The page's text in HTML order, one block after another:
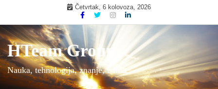
content
Četvrtak, 6 kolovoza, 2026
HTeam Group
Nauka, tehnologija, znanje, istina